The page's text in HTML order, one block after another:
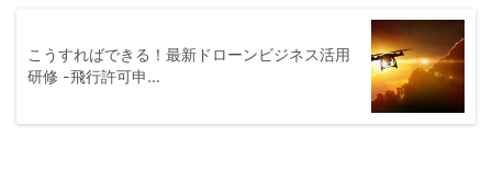
こうすればできる！最新ドローンビジネス活用
研修 -飛行許可申…